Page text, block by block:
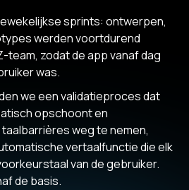
sprints: ontwerpen,
werden voortdurend
zodat de app vanaf dag
was.
we een validatieproces dat
opschoont en
weg te nemen,
vertaalfunctie die elk
van de gebruiker.
de basis.